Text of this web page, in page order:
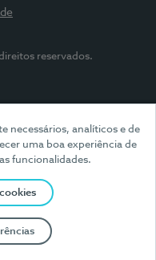
necessários, analíticos e de
uma boa experiência de
funcionalidades.
reservados.